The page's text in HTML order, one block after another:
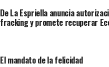
De La Espriella anuncia
fracking y promete recuperar
El mandato de la felicidad